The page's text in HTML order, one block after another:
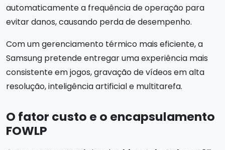
automaticamente a frequência de operação para
evitar danos, causando perda de desempenho.
Com um gerenciamento térmico mais eficiente, a
Samsung pretende entregar uma experiência mais
consistente em jogos, gravação de vídeos em alta
resolução, inteligência artificial e multitarefa.
O fator custo e o encapsulamento
FOWLP